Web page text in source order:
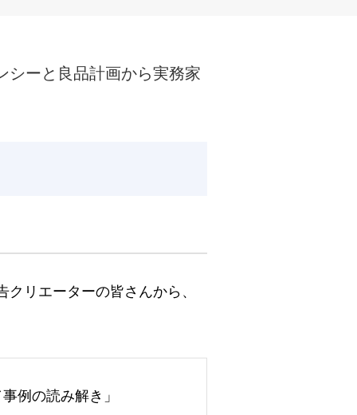
ーと良品計画から実務家
リエーターの皆さんから、
例の読み解き」